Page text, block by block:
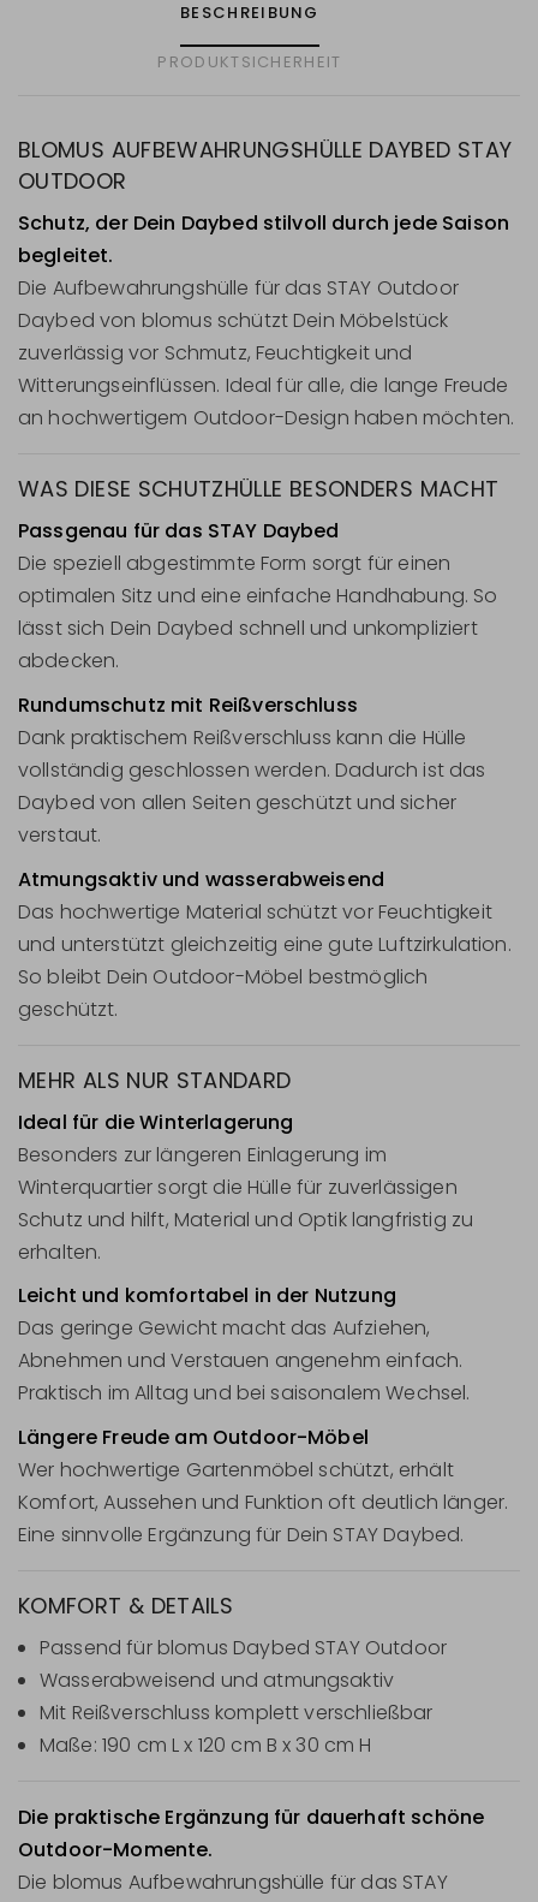
BESCHREIBUNG
PRODUKTSICHERHEIT
BLOMUS AUFBEWAHRUNGSHÜLLE DAYBED STAY
OUTDOOR
Schutz, der Dein Daybed stilvoll durch jede Saison
begleitet.
Die Aufbewahrungshülle für das STAY Outdoor
Daybed von blomus schützt Dein Möbelstück
zuverlässig vor Schmutz, Feuchtigkeit und
Witterungseinflüssen. Ideal für alle, die lange Freude
an hochwertigem Outdoor-Design haben möchten.
WAS DIESE SCHUTZHÜLLE BESONDERS MACHT
Passgenau für das STAY Daybed
Die speziell abgestimmte Form sorgt für einen
optimalen Sitz und eine einfache Handhabung. So
lässt sich Dein Daybed schnell und unkompliziert
abdecken.
Rundumschutz mit Reißverschluss
Dank praktischem Reißverschluss kann die Hülle
vollständig geschlossen werden. Dadurch ist das
Daybed von allen Seiten geschützt und sicher
verstaut.
Atmungsaktiv und wasserabweisend
Das hochwertige Material schützt vor Feuchtigkeit
und unterstützt gleichzeitig eine gute Luftzirkulation.
So bleibt Dein Outdoor-Möbel bestmöglich
geschützt.
MEHR ALS NUR STANDARD
Ideal für die Winterlagerung
Besonders zur längeren Einlagerung im
Winterquartier sorgt die Hülle für zuverlässigen
Schutz und hilft, Material und Optik langfristig zu
erhalten.
Leicht und komfortabel in der Nutzung
Das geringe Gewicht macht das Aufziehen,
Abnehmen und Verstauen angenehm einfach.
Praktisch im Alltag und bei saisonalem Wechsel.
Längere Freude am Outdoor-Möbel
Wer hochwertige Gartenmöbel schützt, erhält
Komfort, Aussehen und Funktion oft deutlich länger.
Eine sinnvolle Ergänzung für Dein STAY Daybed.
KOMFORT & DETAILS
Passend für blomus Daybed STAY Outdoor
Wasserabweisend und atmungsaktiv
Mit Reißverschluss komplett verschließbar
Maße: 190 cm L x 120 cm B x 30 cm H
Die praktische Ergänzung für dauerhaft schöne
Outdoor-Momente.
Die blomus Aufbewahrungshülle für das STAY